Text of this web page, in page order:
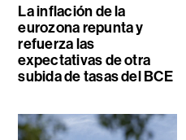
La inflación de la
eurozona repunta y
refuerza las
expectativas de otra
subida de tasas del BCE